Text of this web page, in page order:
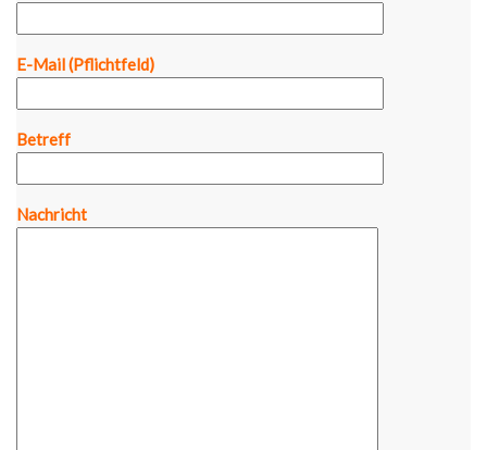
E-Mail (Pflichtfeld)
Betreff
Nachricht